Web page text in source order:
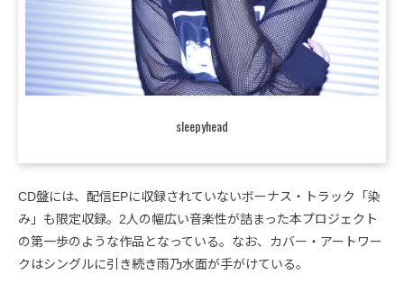
sleepyhead
CD盤には、配信EPに収録されていないボーナス・トラック「染
み」も限定収録。2人の幅広い音楽性が詰まった本プロジェクト
の第一歩のような作品となっている。なお、カバー・アートワー
クはシングルに引き続き雨乃水面が手がけている。